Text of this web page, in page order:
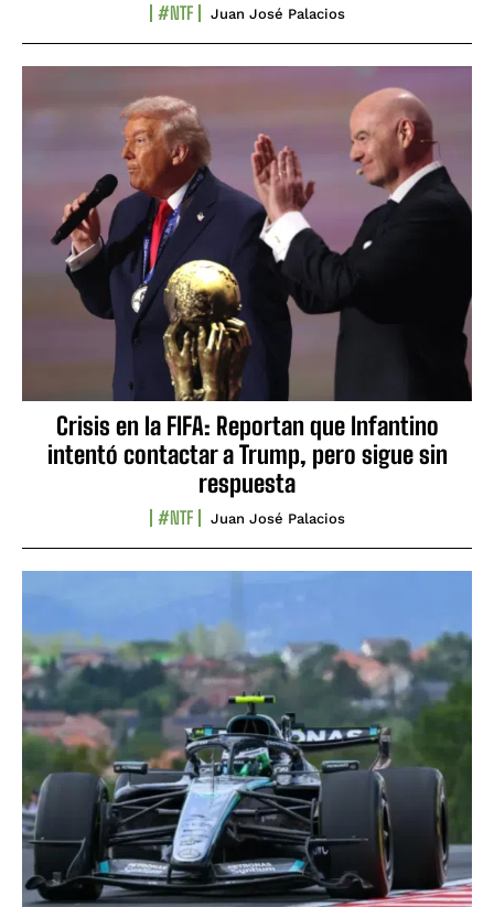
#NTF Juan José Palacios
Crisis en la FIFA: Reportan que Infantino
intentó contactar a Trump, pero sigue sin
respuesta
#NTF Juan José Palacios